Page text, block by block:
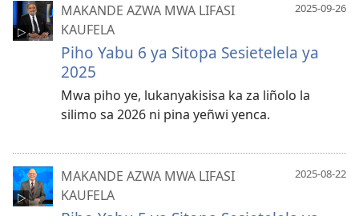
2025-09-26
MAKANDE AZWA MWA LIFASI
KAUFELA
Piho Yabu 6 ya Sitopa Sesietelela ya
2025
Mwa piho ye, lukanyakisisa ka za liñolo la
silimo sa 2026 ni pina yeñwi yenca.
2025-08-22
MAKANDE AZWA MWA LIFASI
KAUFELA